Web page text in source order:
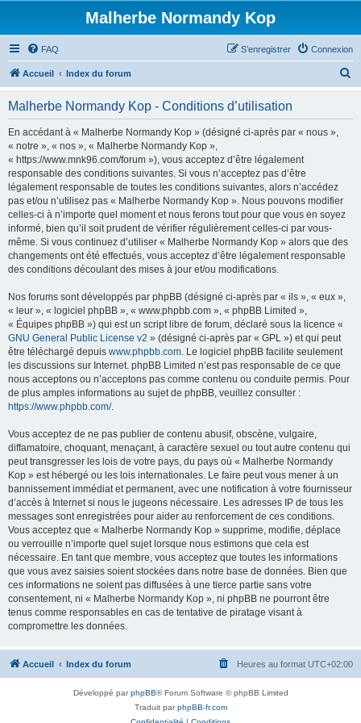
Malherbe Normandy Kop
FAQ Connexion
S’enregistrer
Accueil Index du forum
Malherbe Normandy Kop - Conditions d’utilisation
En accédant à « Malherbe Normandy Kop » (désigné ci-après par « nous »,
« notre », « nos », « Malherbe Normandy Kop »,
« https://www.mnk96.com/forum »), vous acceptez d’être légalement
responsable des conditions suivantes. Si vous n’acceptez pas d’être
légalement responsable de toutes les conditions suivantes, alors n’accédez
pas et/ou n’utilisez pas « Malherbe Normandy Kop ». Nous pouvons modifier
celles-ci à n’importe quel moment et nous ferons tout pour que vous en soyez
informé, bien qu’il soit prudent de vérifier régulièrement celles-ci par vous-
même. Si vous continuez d’utiliser « Malherbe Normandy Kop » alors que des
changements ont été effectués, vous acceptez d’être légalement responsable
des conditions découlant des mises à jour et/ou modifications.
Nos forums sont développés par phpBB (désigné ci-après par « ils », « eux »,
« leur », « logiciel phpBB », « www.phpbb.com », « phpBB Limited »,
« Équipes phpBB ») qui est un script libre de forum, déclaré sous la licence «
GNU General Public License v2 » (désigné ci-après par « GPL ») et qui peut
être téléchargé depuis www.phpbb.com. Le logiciel phpBB facilite seulement
les discussions sur Internet. phpBB Limited n’est pas responsable de ce que
nous acceptons ou n’acceptons pas comme contenu ou conduite permis. Pour
de plus amples informations au sujet de phpBB, veuillez consulter :
https://www.phpbb.com/.
Vous acceptez de ne pas publier de contenu abusif, obscène, vulgaire,
diffamatoire, choquant, menaçant, à caractère sexuel ou tout autre contenu qui
peut transgresser les lois de votre pays, du pays où « Malherbe Normandy
Kop » est hébergé ou les lois internationales. Le faire peut vous mener à un
bannissement immédiat et permanent, avec une notification à votre fournisseur
d’accès à Internet si nous le jugeons nécessaire. Les adresses IP de tous les
messages sont enregistrées pour aider au renforcement de ces conditions.
Vous acceptez que « Malherbe Normandy Kop » supprime, modifie, déplace
ou verrouille n’importe quel sujet lorsque nous estimons que cela est
nécessaire. En tant que membre, vous acceptez que toutes les informations
que vous avez saisies soient stockées dans notre base de données. Bien que
ces informations ne soient pas diffusées à une tierce partie sans votre
consentement, ni « Malherbe Normandy Kop », ni phpBB ne pourront être
tenus comme responsables en cas de tentative de piratage visant à
compromettre les données.
Accueil Index du forum Heures au format UTC+02:00
Développé parphpBB® Forum Software © phpBB Limited
Traduit parphpBB-fr.com